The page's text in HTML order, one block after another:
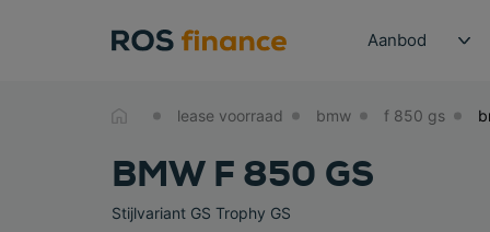
Aanbod
lease voorraad bmw f 850 gs
BMW F 850 GS
Stijlvariant GS Trophy GS